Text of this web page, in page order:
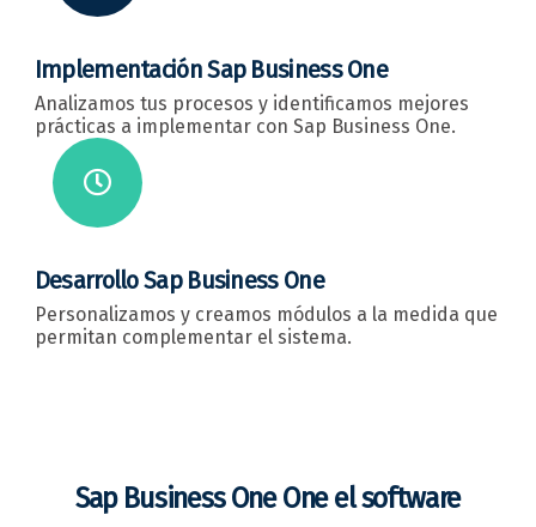
Implementación Sap Business One
Analizamos tus procesos y identificamos mejores
prácticas a implementar con Sap Business One.
Desarrollo Sap Business One
Personalizamos y creamos módulos a la medida que
permitan complementar el sistema.
Sap Business One One el software